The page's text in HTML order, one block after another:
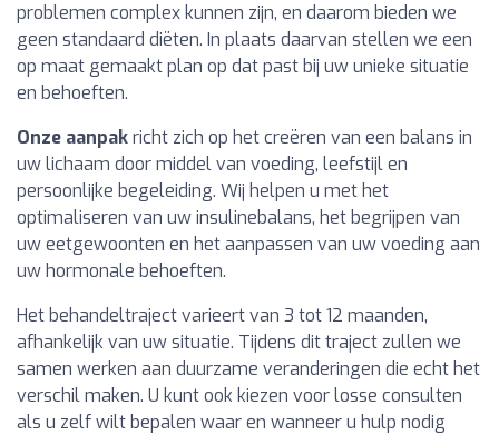
problemen complex kunnen zijn, en daarom bieden we
geen standaard diëten. In plaats daarvan stellen we een
op maat gemaakt plan op dat past bij uw unieke situatie
en behoeften.
Onze aanpakricht zich op het creëren van een balans in
uw lichaam door middel van voeding, leefstijl en
persoonlijke begeleiding. Wij helpen u met het
optimaliseren van uw insulinebalans, het begrijpen van
uw eetgewoonten en het aanpassen van uw voeding aan
uw hormonale behoeften.
Het behandeltraject varieert van 3 tot 12 maanden,
afhankelijk van uw situatie. Tijdens dit traject zullen we
samen werken aan duurzame veranderingen die echt het
verschil maken. U kunt ook kiezen voor losse consulten
als u zelf wilt bepalen waar en wanneer u hulp nodig